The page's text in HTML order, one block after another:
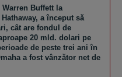
Buffett la
a început să
cât are fondul de
20 mld. dolari pe
de peste trei ani în
a fost vânzător net de